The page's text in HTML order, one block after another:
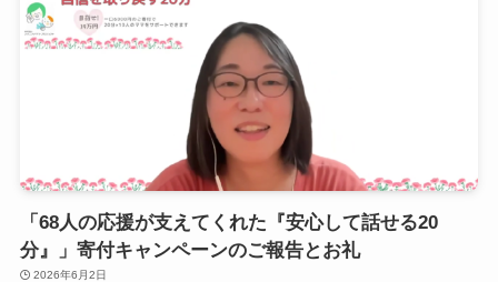
「68人の応援が支えてくれた『安心して話せる20
分』」寄付キャンペーンのご報告とお礼
2026年6月2日